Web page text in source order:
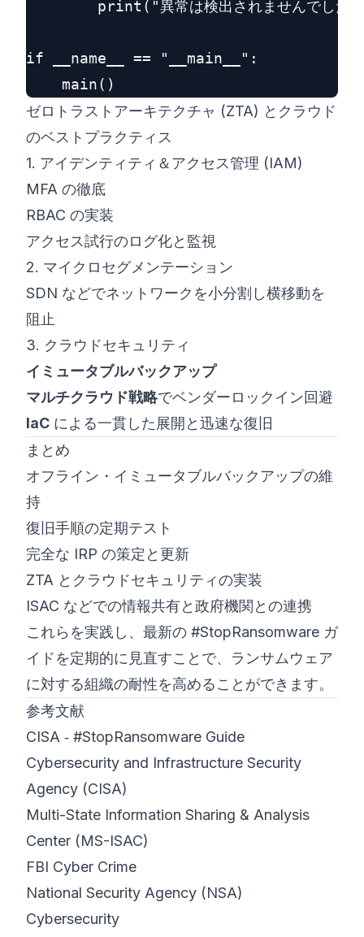
print("異常は検出されませんでした
if __name__ == "__main__":
ゼロトラストアーキテクチャ (ZTA) とクラウド
のベストプラクティス
1. アイデンティティ＆アクセス管理 (IAM)
MFA の徹底
RBAC の実装
アクセス試行のログ化と監視
2. マイクロセグメンテーション
SDN などでネットワークを小分割し横移動を
阻止
3. クラウドセキュリティ
イミュータブルバックアップ
マルチクラウド戦略でベンダーロックイン回避
IaC による一貫した展開と迅速な復旧
まとめ
オフライン・イミュータブルバックアップの維
持
復旧手順の定期テスト
完全な IRP の策定と更新
ZTA とクラウドセキュリティの実装
ISAC などでの情報共有と政府機関との連携
これらを実践し、最新の #StopRansomware ガ
イドを定期的に見直すことで、ランサムウェア
に対する組織の耐性を高めることができます。
参考文献
CISA ‑ #StopRansomware Guide
Cybersecurity and Infrastructure Security
Agency (CISA)
Multi-State Information Sharing & Analysis
Center (MS-ISAC)
FBI Cyber Crime
National Security Agency (NSA)
Cybersecurity